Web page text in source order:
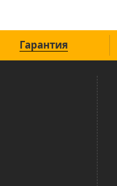
Гарантия